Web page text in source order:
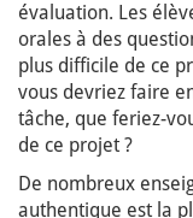
évaluation. Les
orales à des
plus difficile de ce
vous devriez faire
tâche, que feriez-
de ce projet ?
De nombreux
authentique est la